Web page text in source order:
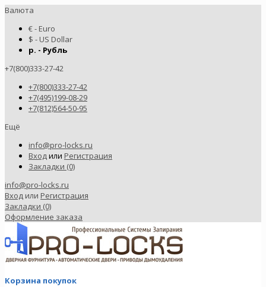
Валюта
€ - Euro
$ - US Dollar
р. - Рубль
+7(800)333-27-42
+7(800)333-27-42
+7(495)199-08-29
+7(812)564-50-95
Ещё
info@pro-locks.ru
Входили Регистрация
Закладки (0)
info@pro-locks.ru
Вход или Регистрация
Закладки (0)
Оформление заказа
Корзина покупок